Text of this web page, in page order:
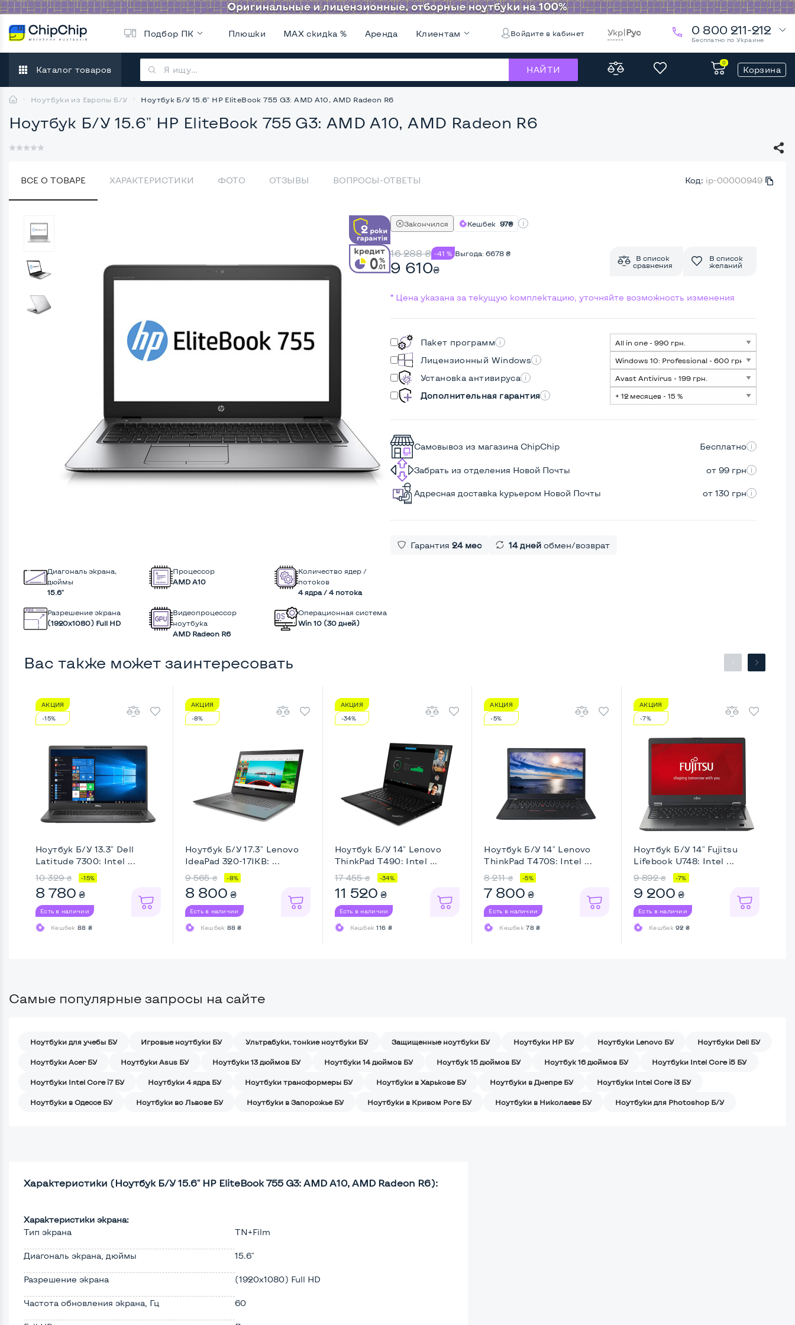
Подбор ПК Плюшки MAX скидка % Аренда Клиентам Войдите в кабинет Укр|Рус 0 800 211-212
Бесплатно по Украине
Каталог товаров НАЙТИ
0
Корзина
Ноутбуки из Европы Б/У Ноутбук Б/У 15.6" HP EliteBook 755 G3: AMD A10, AMD Radeon R6
Ноутбук Б/У 15.6" HP EliteBook 755 G3: AMD A10, AMD Radeon R6
ВСЕ О ТОВАРЕ ХАРАКТЕРИСТИКИ ФОТО ОТЗЫВЫ ВОПРОСЫ-ОТВЕТЫ Код: ip-00000949
Диагональ экрана,
дюймы
15.6"
Процессор
AMD А10
Количество ядер /
потоков
4 ядра / 4 потока
Разрешение экрана
(1920х1080) Full HD
Видеопроцессор
ноутбука
AMD Radeon R6
Операционная система
Win 10 (30 дней)
Закончился Кешбек 97₴
16 288₴ -41 % Выгода: 6678₴
9 610₴
В список
сравнения
В список
желаний
* Цена указана за текущую комплектацию, уточняйте возможность изменения
Пакет программ
Лицензионный Windows
Установка антивируса
Дополнительная гарантия
Самовывоз из магазина ChipChip Бесплатно
Забрать из отделения Новой Почты от 99 грн
Адресная доставка курьером Новой Почты от 130 грн
Гарантия 24 мес 14 днейобмен/возврат
Вас также может заинтересовать
АКЦИЯ
-15%
Ноутбук Б/У 13.3" Dell
Latitude 7300: Intel ...
10 329 ₴ -15%
8 780 ₴
Есть в наличии
Кешбек 88 ₴
АКЦИЯ
-8%
Ноутбук Б/У 17.3" Lenovo
IdeaPad 320-17IKB: ...
9 565 ₴ -8%
8 800 ₴
Есть в наличии
Кешбек 88 ₴
АКЦИЯ
-34%
Ноутбук Б/У 14" Lenovo
ThinkPad T490: Intel ...
17 455 ₴ -34%
11 520 ₴
Есть в наличии
Кешбек116 ₴
АКЦИЯ
-5%
Ноутбук Б/У 14" Lenovo
ThinkPad T470S: Intel ...
8 211 ₴ -5%
7 800 ₴
Есть в наличии
Кешбек78 ₴
АКЦИЯ
-7%
Ноутбук Б/У 14" Fujitsu
Lifebook U748: Intel ...
9 892 ₴ -7%
9 200 ₴
Есть в наличии
Кешбек92 ₴
Самые популярные запросы на сайте
Ноутбуки для учебы БУ Игровые ноутбуки БУ Ультрабуки, тонкие ноутбуки БУ Защищенные ноутбуки БУ Ноутбуки HP БУ Ноутбуки Lenovo БУ Ноутбуки Dell БУ
Ноутбуки Acer БУ Ноутбуки Asus БУ Ноутбуки 13 дюймов БУ Ноутбуки 14 дюймов БУ Ноутбук 15 дюймов БУ Ноутбук 16 дюймов БУ Ноутбуки Intel Core i5 БУ
Ноутбуки Intel Core i7 БУ Ноутбуки 4 ядра БУ Ноутбуки трансформеры БУ Ноутбуки в Харькове БУ Ноутбуки в Днепре БУ Ноутбуки Intel Core i3 БУ
Ноутбуки в Одессе БУ Ноутбуки во Львове БУ Ноутбуки в Запорожье БУ Ноутбуки в Кривом Роге БУ Ноутбуки в Николаеве БУ Ноутбуки для Photoshop Б/У
Характеристики (Ноутбук Б/У 15.6" HP EliteBook 755 G3: AMD A10, AMD Radeon R6):
Характеристики экрана:
Тип экрана
TN+Film
Диагональ экрана, дюймы 15.6"
Разрешение экрана (1920х1080) Full HD
Частота обновления экрана, Гц 60